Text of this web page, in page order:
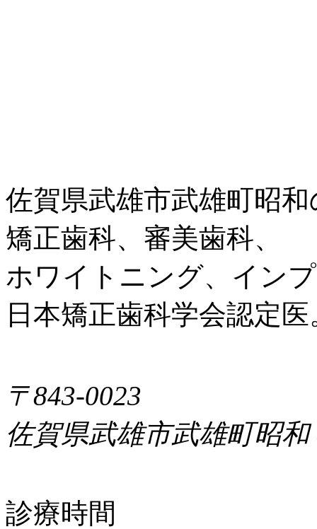
佐賀県武雄市武雄町昭
矯正歯科、審美歯科、
ホワイトニング、イン
日本矯正歯科学会認定
〒843-0023
佐賀県武雄市武雄町昭
診療時間